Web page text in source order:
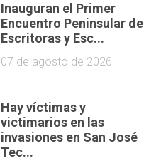
Inauguran el Primer
Encuentro Peninsular de
Escritoras y Esc...
07 de agosto de 2026
Hay víctimas y
victimarios en las
invasiones en San José
Tec...